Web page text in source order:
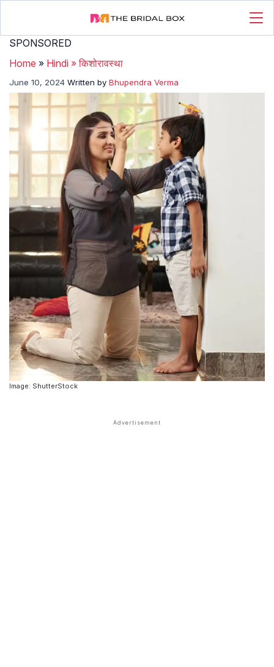
SPONSORED
Home » Hindi »किशोरावस्था
June 10, 2024 Written by Bhupendra Verma
Image: ShutterStock